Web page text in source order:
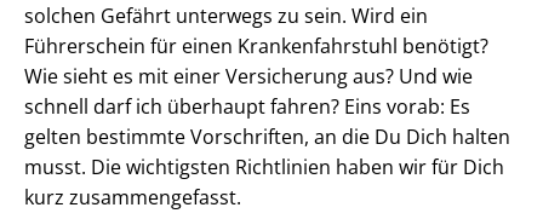
solchen Gefährt unterwegs zu sein. Wird ein
Führerschein für einen Krankenfahrstuhl benötigt?
Wie sieht es mit einer Versicherung aus? Und wie
schnell darf ich überhaupt fahren? Eins vorab: Es
gelten bestimmte Vorschriften, an die Du Dich halten
musst. Die wichtigsten Richtlinien haben wir für Dich
kurz zusammengefasst.